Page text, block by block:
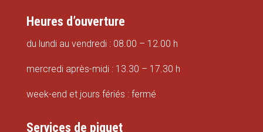
Heures d’ouverture
du lundi au vendredi : 08.00 – 12.00 h
mercredi après-midi : 13.30 – 17.30 h
week-end et jours fériés : fermé
Services de piquet